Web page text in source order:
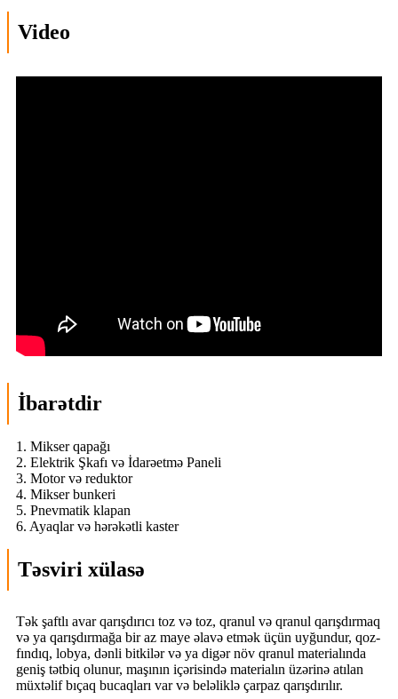
Video
İbarətdir
1. Mikser qapağı
2. Elektrik Şkafı və İdarəetmə Paneli
3. Motor və reduktor
4. Mikser bunkeri
5. Pnevmatik klapan
6. Ayaqlar və hərəkətli kaster
Təsviri xülasə
Tək şaftlı avar qarışdırıcı toz və toz, qranul və qranul qarışdırmaq
və ya qarışdırmağa bir az maye əlavə etmək üçün uyğundur, qoz-
fındıq, lobya, dənli bitkilər və ya digər növ qranul materialında
geniş tətbiq olunur, maşının içərisində materialın üzərinə atılan
müxtəlif bıçaq bucaqları var və beləliklə çarpaz qarışdırılır.